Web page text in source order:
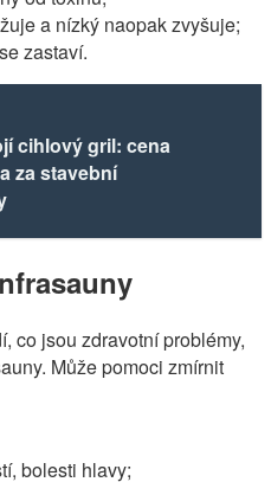
a nízký naopak zvyšuje;
zastaví.
cihlový gril: cena
za stavební
co jsou zdravotní problémy,
Může pomoci zmírnit
bolesti hlavy;